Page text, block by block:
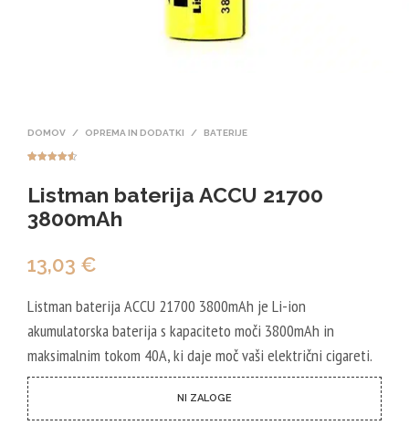
DOMOV / OPREMA IN DODATKI / BATERIJE
na podlagi
ocene
Listman baterija ACCU 21700
3800mAh
13,03 €
Listman baterija ACCU 21700 3800mAh je Li-ion
akumulatorska baterija s kapaciteto moči 3800mAh in
maksimalnim tokom 40A, ki daje moč vaši električni cigareti.
NI ZALOGE